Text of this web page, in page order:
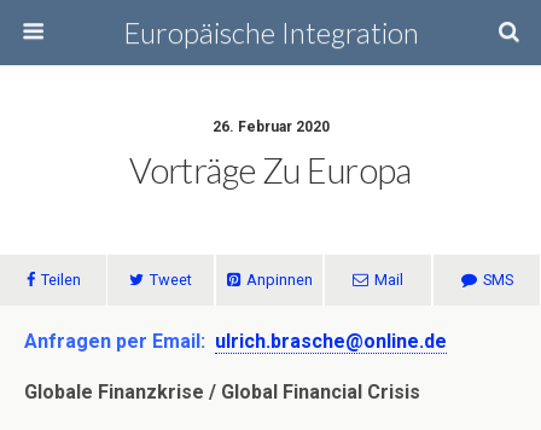
Europäische Integration
26. Februar 2020
Vorträge Zu Europa
Teilen Tweet Anpinnen Mail SMS
Anfragen per Email: ulrich.brasche@online.de
Globale Finanzkrise / Global Financial Crisis